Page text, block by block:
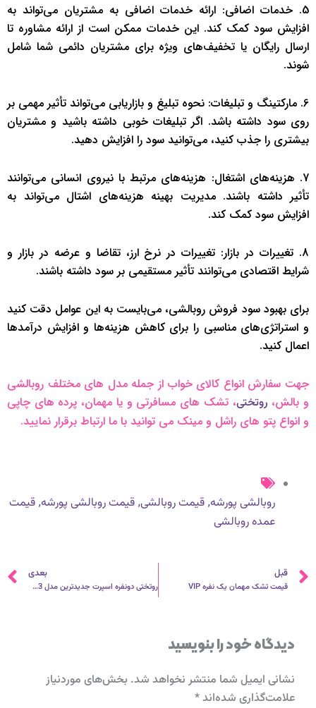
5. خدمات اضافی: ارائه خدمات اضافی به مشتریان می‌تواند به
افزایش سود کمک کند. این خدمات ممکن است از ارائه مشاوره تا
ارسال رایگان یا تخفیف‌های ویژه برای مشتریان دائمی شما شامل
شوند.
6. مارکتینگ و تبلیغات: نحوه تبلیغ و بازاریابی می‌تواند تأثیر مهمی بر
روی سود داشته باشد. اگر تبلیغات خوبی داشته باشید و مشتریان
بیشتری را جذب کنید، می‌توانید سود را افزایش دهید.
7. هزینه‌های اشتغال: هزینه‌های مرتبط با نیروی انسانی می‌توانند
تأثیر داشته باشند. مدیریت بهینه هزینه‌های اشتال می‌تواند به
افزایش سود کمک کند.
8. تغییرات در بازار: تغییرات در نرخ ارز، تقاضا و عرضه در بازار و
شرایط اقتصادی می‌توانند تأثیر مستقیمی بر سود داشته باشند.
برای بهبود سود فروش روبالشی، می‌بایست به این عوامل دقت کنید
و استراتژی‌های مناسبی را برای کاهش هزینه‌ها و افزایش درآمدها
اعمال کنید.
جهت سفارش انواع کالای خواب از جمله مدل های مختلف روبالشی
و بالش، روتختی، تشک های مسافرتی و یا مهمان، پرده های چاپی
و انواع پتو های راشل و مینک می توانید با ما ارتباط برقرار نمایید.
روبالشی پورشه, قیمت روبالشی, قیمت روبالشی پورشه, قیمت
عمده روبالشی
قبلی
قبل
قیمت تشک مهمان یک نفره VIP
بعدی
روتختی دونفره اسپرت جدیدترین مدل 1403
دیدگاه‌ خود را بنویسید
نشانی ایمیل شما منتشر نخواهد شد. بخش‌های موردنیاز
علامت‌گذاری شده‌اند*